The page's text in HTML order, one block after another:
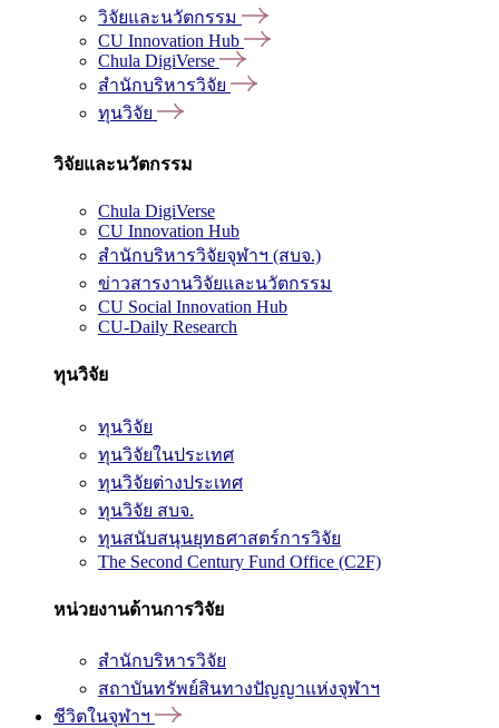
วิจัยและนวัตกรรม
CU Innovation Hub
Chula DigiVerse
สำนักบริหารวิจัย
ทุนวิจัย
วิจัยและนวัตกรรม
Chula DigiVerse
CU Innovation Hub
สำนักบริหารวิจัยจุฬาฯ (สบจ.)
ข่าวสารงานวิจัยและนวัตกรรม
CU Social Innovation Hub
CU-Daily Research
ทุนวิจัย
ทุนวิจัย
ทุนวิจัยในประเทศ
ทุนวิจัยต่างประเทศ
ทุนวิจัย สบจ.
ทุนสนับสนุนยุทธศาสตร์การวิจัย
The Second Century Fund Office (C2F)
หน่วยงานด้านการวิจัย
สำนักบริหารวิจัย
สถาบันทรัพย์สินทางปัญญาแห่งจุฬาฯ
ชีวิตในจุฬาฯ